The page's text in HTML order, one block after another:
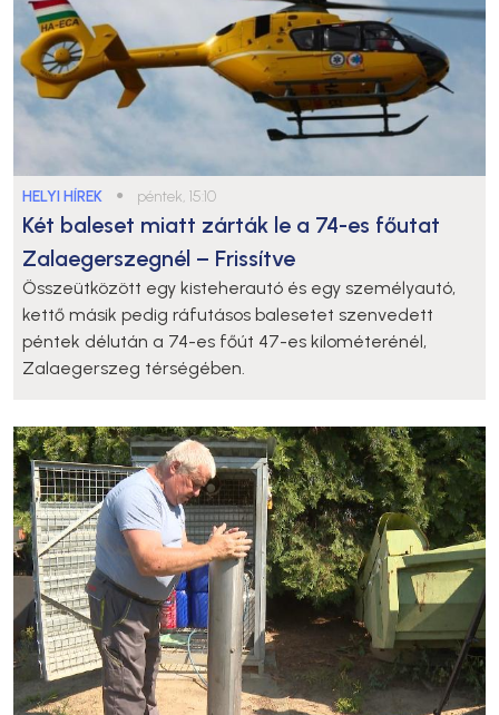
HELYI HÍREK ● péntek, 15:10
Két baleset miatt zárták le a 74-es főutat
Zalaegerszegnél – Frissítve
Összeütközött egy kisteherautó és egy személyautó,
kettő másik pedig ráfutásos balesetet szenvedett
péntek délután a 74-es főút 47-es kilométerénél,
Zalaegerszeg térségében.